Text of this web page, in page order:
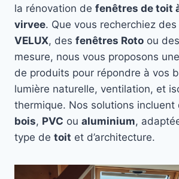
la rénovation de fenêtres de toit
virvee. Que vous recherchiez des
VELUX, des fenêtres Roto ou
mesure, nous vous proposons
de produits pour répondre à vos
lumière naturelle, ventilation, et
thermique. Nos solutions incluent
bois, PVC ou aluminium,
type de toit et d’architecture.